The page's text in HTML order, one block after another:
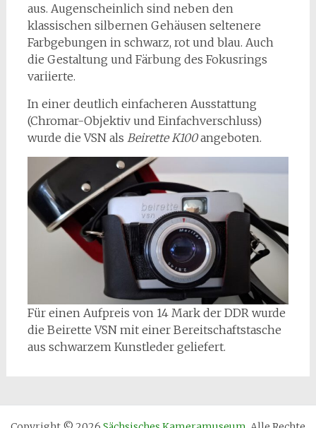
aus. Augenscheinlich sind neben den
klassischen silbernen Gehäusen seltenere
Farbgebungen in schwarz, rot und blau. Auch
die Gestaltung und Färbung des Fokusrings
variierte.
In einer deutlich einfacheren Ausstattung
(Chromar-Objektiv und Einfachverschluss)
wurde die VSN als Beirette K100angeboten.
Für einen Aufpreis von 14 Mark der DDR wurde
die Beirette VSN mit einer Bereitschaftstasche
aus schwarzem Kunstleder geliefert.